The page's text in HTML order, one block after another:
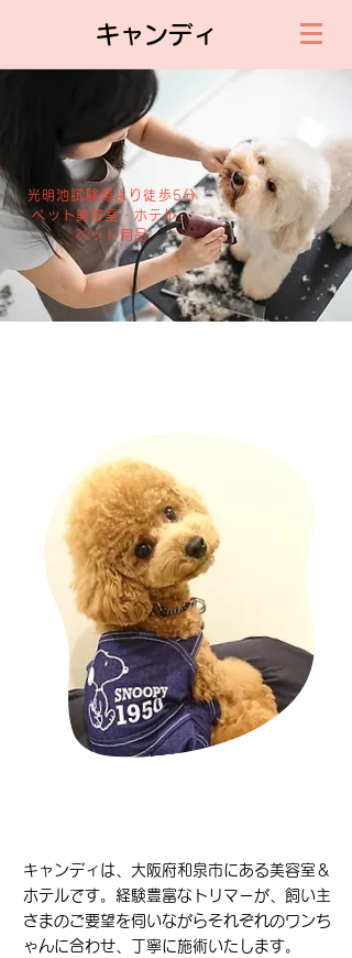
​キャンディ
光明池試験場より徒歩5分
ペット美容室・ホテル、
ペット用品
キャンディは、大阪府和泉市にある美容室＆
ホテルです。 経験豊富なトリマーが、 飼い主
さまのご要望を伺いながらそれぞれのワンち
ゃんに合わせ、
丁寧に施術いたします。